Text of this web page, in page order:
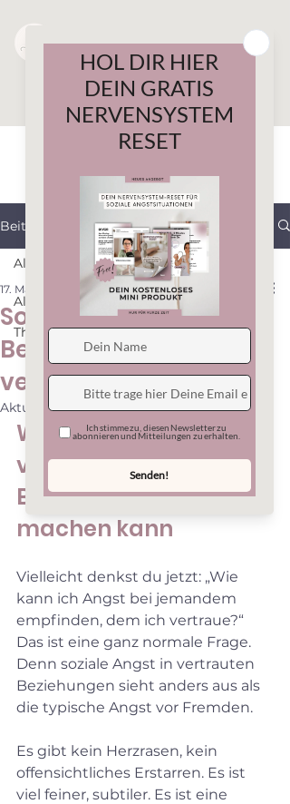
Beitrag
All Posts
Therapiemethoden
All Posts
Soziale Angst in
Beziehungen: Ein
verstecktes Thema
17. Mai 4 Min. Lesezeit
Aktualisiert:1. Juni
Warum Nähe in
vertrauten
Beziehungen Angst
machen kann
Vielleicht denkst du jetzt: „Wie
kann ich Angst bei jemandem
empfinden, dem ich vertraue?“
Das ist eine ganz normale Frage.
Denn soziale Angst in vertrauten
Beziehungen sieht anders aus als
die typische Angst vor Fremden.
Es gibt kein Herzrasen, kein
offensichtliches Erstarren. Es ist
viel feiner, subtiler. Es ist eine